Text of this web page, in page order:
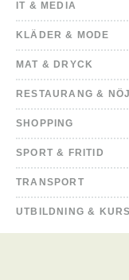
IT & MEDIA
KLÄDER & MODE
MAT & DRYCK
RESTAURANG &
SHOPPING
SPORT & FRITID
TRANSPORT
UTBILDNING &